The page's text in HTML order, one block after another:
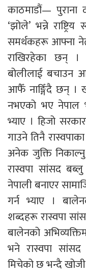
काठमाडौं—
‘झोले’ भन्ने
समर्थकहरू आफ्ना
राखिरहेका छन् ।
बोलीलाई बचाउन
आफैँ नाङ्गिँदै छन् ।
नभएको भए नेपाल
भ्याए । हिजो
गाउने तिनै
अनेक जुक्ति
रास्वपा सांसद
नेपाली बनाएर
गर्न भ्याए ।
शब्दहरू रास्वपा
बालेनको
भने रास्वपा
मिचेको छ भन्दै